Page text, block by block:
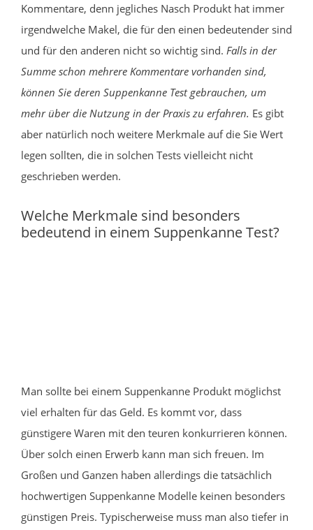
Kommentare, denn jegliches Nasch Produkt hat immer
irgendwelche Makel, die für den einen bedeutender sind
und für den anderen nicht so wichtig sind. Falls in der
Summe schon mehrere Kommentare vorhanden sind,
können Sie deren Suppenkanne Test gebrauchen, um
mehr über die Nutzung in der Praxis zu erfahren. Es gibt
aber natürlich noch weitere Merkmale auf die Sie Wert
legen sollten, die in solchen Tests vielleicht nicht
geschrieben werden.
Welche Merkmale sind besonders
bedeutend in einem Suppenkanne Test?
Man sollte bei einem Suppenkanne Produkt möglichst
viel erhalten für das Geld. Es kommt vor, dass
günstigere Waren mit den teuren konkurrieren können.
Über solch einen Erwerb kann man sich freuen. Im
Großen und Ganzen haben allerdings die tatsächlich
hochwertigen Suppenkanne Modelle keinen besonders
günstigen Preis. Typischerweise muss man also tiefer in